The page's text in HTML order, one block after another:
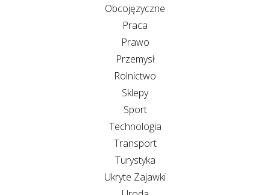
Obcojęzyczne
Praca
Prawo
Przemysł
Rolnictwo
Sklepy
Sport
Technologia
Transport
Turystyka
Ukryte Zajawki